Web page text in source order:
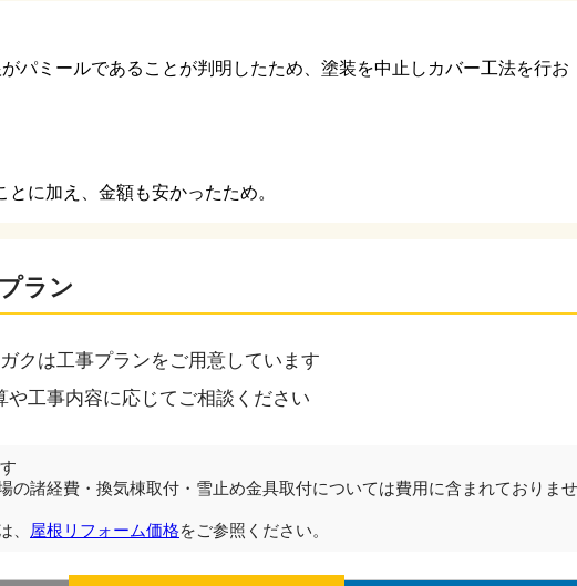
パミールであることが判明したため、塗装を中止しカバー工法を行お
に加え、金額も安かったため。
ラン
クは工事プランをご用意しています
や工事内容に応じてご相談ください
諸経費・換気棟取付・雪止め金具取付については費用に含まれておりませ
、
屋根リフォーム価格をご参照ください。